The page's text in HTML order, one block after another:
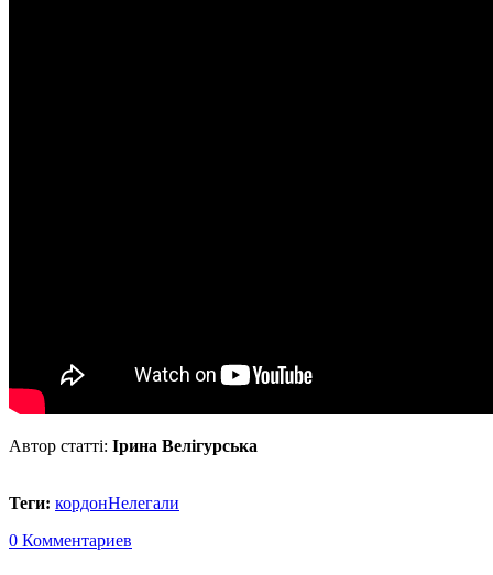
Автор статті: Ірина Велігурська
Теги: кордонНелегали
0 Комментариев